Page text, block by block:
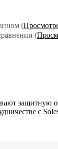
(
(
защитную
с